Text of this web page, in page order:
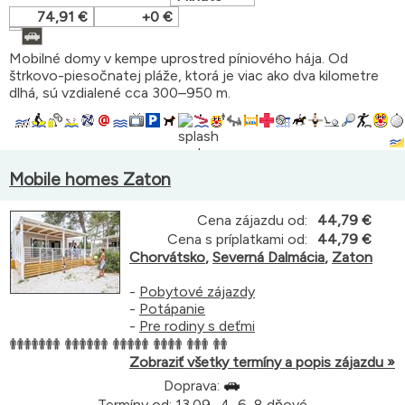
74,91 €
+0 €
Mobilné domy v kempe uprostred píniového hája. Od
štrkovo-piesočnatej pláže, ktorá je viac ako dva kilometre
dlhá, sú vzdialené cca 300–950 m.
Mobile homes Zaton
Cena zájazdu od:
44,79 €
Cena s príplatkami od:
44,79 €
Chorvátsko, Severná Dalmácia, Zaton
- Pobytové zájazdy
- Potápanie
- Pre rodiny s deťmi
Zobraziť všetky termíny a popis zájazdu »
Doprava: